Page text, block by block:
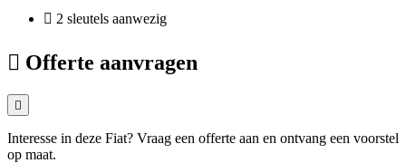
2 sleutels aanwezig
Offerte aanvragen
Interesse in deze Fiat? Vraag een offerte aan en ontvang een voorstel
op maat.